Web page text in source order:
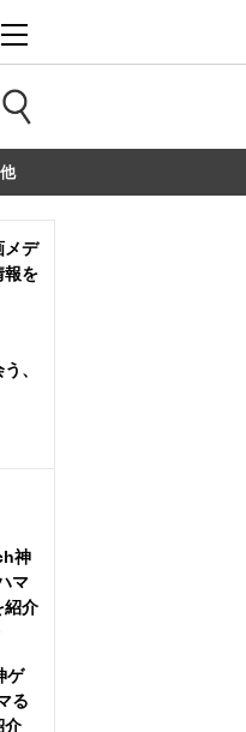
メデ
報を
、
神
マ
紹介
ゲ
る
介